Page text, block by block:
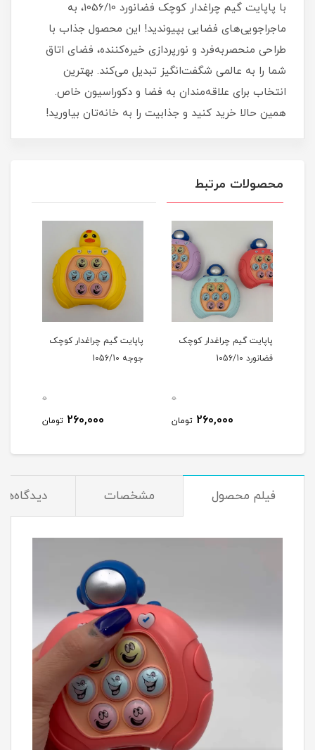
با پاپایت گیم چراغدار کوچک فضانورد 1056/10، به
ماجراجویی‌های فضایی بپیوندید! این محصول جذاب با
طراحی منحصربه‌فرد و نورپردازی خیره‌کننده، فضای اتاق
شما را به عالمی شگفت‌انگیز تبدیل می‌کند. بهترین
انتخاب برای علاقه‌مندان به فضا و دکوراسیون خاص.
همین حالا خرید کنید و جذابیت را به خانه‌تان بیاورید!
محصولات مرتبط
پاپایت گیم چراغدار کوچک
فضانورد 1056/10
0
260,000 تومان
پاپایت گیم چراغدار کوچک
جوجه 1056/10
0
260,000 تومان
فیلم محصول مشخصات دیدگاه‌ها